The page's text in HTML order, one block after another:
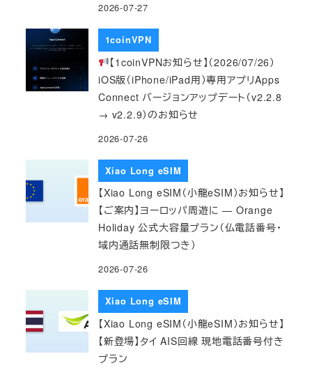
2026-07-27
1coinVPN
【1coinVPNお知らせ】（2026/07/26）
iOS版（iPhone/iPad用）専用アプリApps
Connect バージョンアップデート（v2.2.8
→ v2.2.9）のお知らせ
2026-07-26
Xiao Long eSIM
【Xiao Long eSIM（小龍eSIM）お知らせ】
【ご案内】ヨーロッパ周遊に — Orange
Holiday 公式大容量プラン（仏電話番号・
域内通話無制限つき）
2026-07-26
Xiao Long eSIM
【Xiao Long eSIM（小龍eSIM）お知らせ】
【新登場】タイ AIS回線 現地電話番号付き
プラン